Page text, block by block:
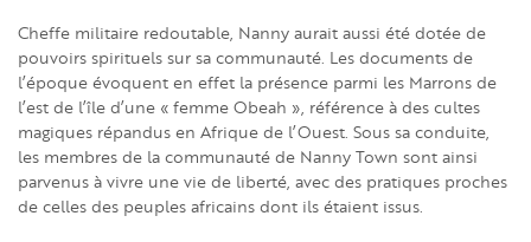
Cheffe militaire redoutable, Nanny aurait aussi été dotée de
pouvoirs spirituels sur sa communauté. Les documents de
l’époque évoquent en effet la présence parmi les Marrons de
l’est de l’île d’une « femme Obeah », référence à des cultes
magiques répandus en Afrique de l’Ouest. Sous sa conduite,
les membres de la communauté de Nanny Town sont ainsi
parvenus à vivre une vie de liberté, avec des pratiques proches
de celles des peuples africains dont ils étaient issus.